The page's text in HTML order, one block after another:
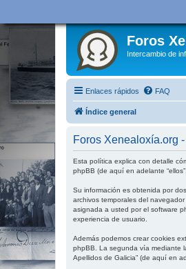
Foros
Intercambio de
Enlaces rápidos FAQ
Índice general
Foros Xenealoxía.org
Esta política explica con detalle
phpBB (de aquí en adelante
Su información es obtenida por
archivos temporales del
asignada a usted por el software
experiencia de usuario.
Además podemos crear cookies
phpBB. La segunda vía mediante
Apellidos de Galicia” (de aquí en